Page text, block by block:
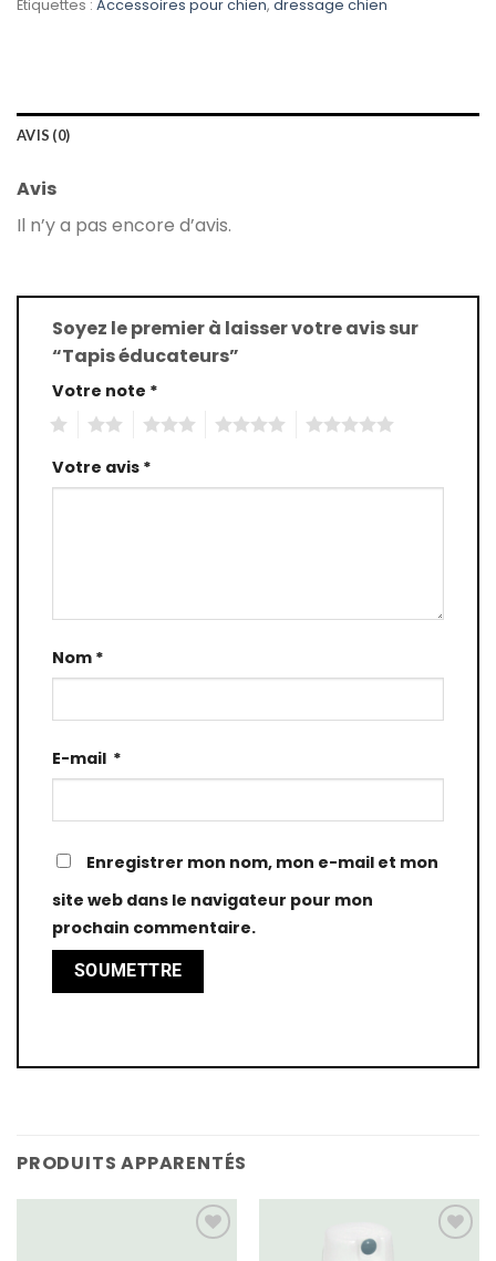
Étiquettes : Accessoires pour chien, dressage chien
AVIS (0)
Avis
Il n’y a pas encore d’avis.
Soyez le premier à laisser votre avis sur
“Tapis éducateurs”
Votre note *
Votre avis *
Nom *
E-mail *
Enregistrer mon nom, mon e-mail et mon
site web dans le navigateur pour mon
prochain commentaire.
PRODUITS APPARENTÉS